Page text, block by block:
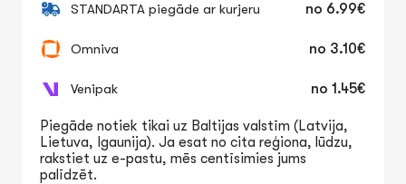
STANDARTA piegāde ar kurjeru no 6.99€
Omniva no 3.10€
Venipak no 1.45€
Piegāde notiek tikai uz Baltijas valstīm (Latvija,
Lietuva, Igaunija). Ja esat no cita reģiona, lūdzu,
rakstiet uz e-pastu, mēs centīsimies jums
palīdzēt.